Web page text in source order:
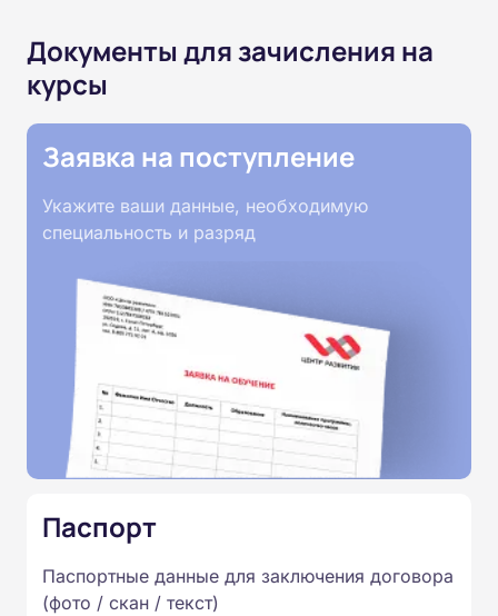
Документы для зачисления на
курсы
Заявка на поступление
Укажите ваши данные, необходимую
специальность и разряд
Паспорт
Паспортные данные для заключения договора
(фото / скан / текст)